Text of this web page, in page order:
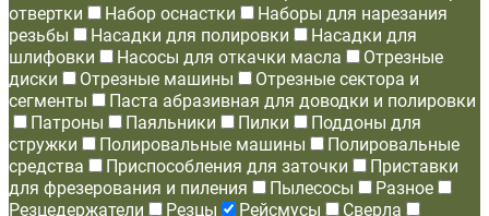
отвертки
Набор оснастки
Наборы для нарезания
резьбы
Насадки для полировки
Насадки для
шлифовки
Насосы для откачки масла
Отрезные
диски
Отрезные машины
Отрезные сектора и
сегменты
Паста абразивная для доводки и полировки
Патроны
Паяльники Пилки
Поддоны для
стружки
Полировальные машины
Полировальные
средства
Приспособления для заточки
Приставки
для фрезерования и пиления
Пылесосы
Разное
Резцедержатели
Резцы Рейсмусы
Сверла